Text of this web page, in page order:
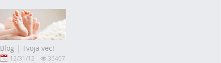
Blog | Tvoja vec!
12/31/12 35407